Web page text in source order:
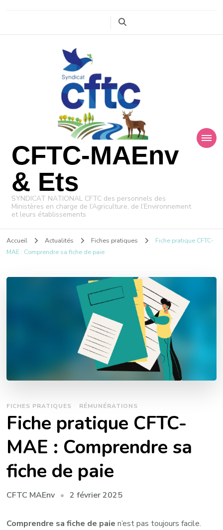
CFTC-MAEnv
& Ets
SYNDICAT NATIONAL CFTC des personnels des
Ministères en charge de l’Agriculture, de l’Environnement
et leurs établissements
Accueil Actualités Fiches pratiques
Fiche pratique CFTC-
MAE : Comprendre sa fiche de paie
FICHES PRATIQUES RÉMUNÉRATIONS
Fiche pratique CFTC-
MAE : Comprendre sa
fiche de paie
CFTC MAEnv 2 février 2025
Comprendre sa fiche de paie n’est pas toujours facile.